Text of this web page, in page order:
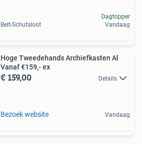
Belt-Schutsloot
Dagtopper
Vandaag
Hoge Tweedehands Archiefkasten Al
Vanaf €159,- ex
€ 159,00 Details
Bezoek website Vandaag